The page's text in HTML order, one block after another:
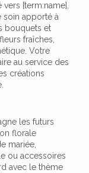
[term:name],
soin apporté à
bouquets et
fraîches,
Votre
au service des
créations
les futurs
florale
mariée,
ou accessoires
avec le thème